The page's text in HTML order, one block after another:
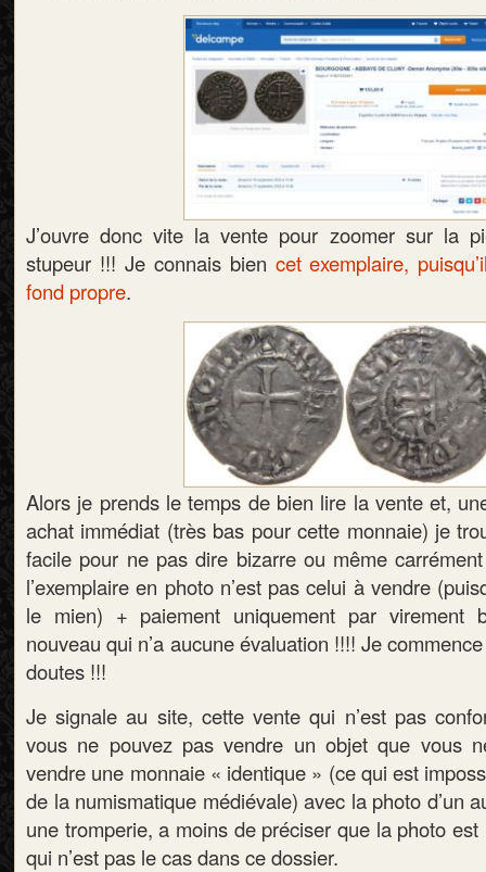
J’ouvre donc vite la vente pour zoomer sur la
stupeur !!! Je connais bien cet exemplaire,
fond propre.
Alors je prends le temps de bien lire la vente et,
achat immédiat (très bas pour cette monnaie) je
facile pour ne pas dire bizarre ou même
l’exemplaire en photo n’est pas celui à vendre
le mien) + paiement uniquement par virement
nouveau qui n’a aucune évaluation !!!! Je
doutes !!!
Je signale au site, cette vente qui n’est pas
vous ne pouvez pas vendre un objet que vous
vendre une monnaie « identique » (ce qui est
de la numismatique médiévale) avec la photo d’un
une tromperie, a moins de préciser que la photo
qui n’est pas le cas dans ce dossier.